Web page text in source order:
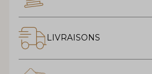
LIVRAISONS